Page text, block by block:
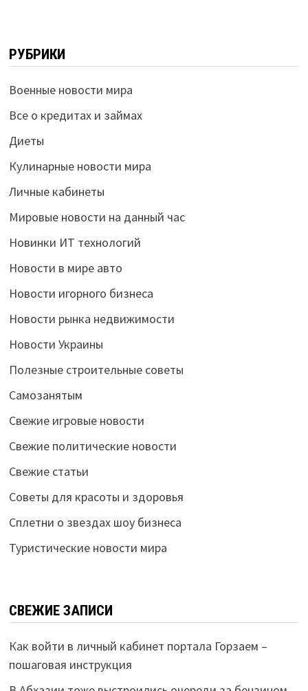
РУБРИКИ
Военные новости мира
Все о кредитах и займах
Диеты
Кулинарные новости мира
Личные кабинеты
Мировые новости на данный час
Новинки ИТ технологий
Новости в мире авто
Новости игорного бизнеса
Новости рынка недвижимости
Новости Украины
Полезные строительные советы
Самозанятым
Свежие игровые новости
Свежие политические новости
Свежие статьи
Советы для красоты и здоровья
Сплетни о звездах шоу бизнеса
Туристические новости мира
СВЕЖИЕ ЗАПИСИ
Как войти в личный кабинет портала Горзаем –
пошаговая инструкция